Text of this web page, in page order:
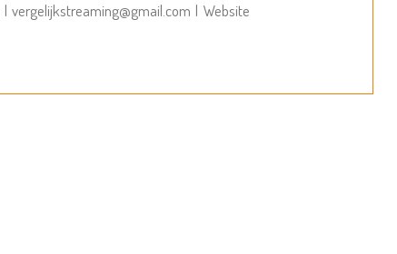
| vergelijkstreaming@gmail.com | Website